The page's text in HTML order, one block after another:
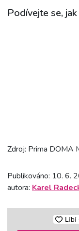
Podívejte se,
Zdroj: Prima DOMA
Publikováno: 10. 6.
autora: Karel